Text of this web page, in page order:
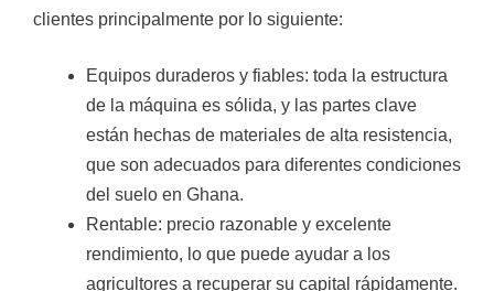
clientes principalmente por lo siguiente:
Equipos duraderos y fiables: toda la estructura
de la máquina es sólida, y las partes clave
están hechas de materiales de alta resistencia,
que son adecuados para diferentes condiciones
del suelo en Ghana.
Rentable: precio razonable y excelente
rendimiento, lo que puede ayudar a los
agricultores a recuperar su capital rápidamente.